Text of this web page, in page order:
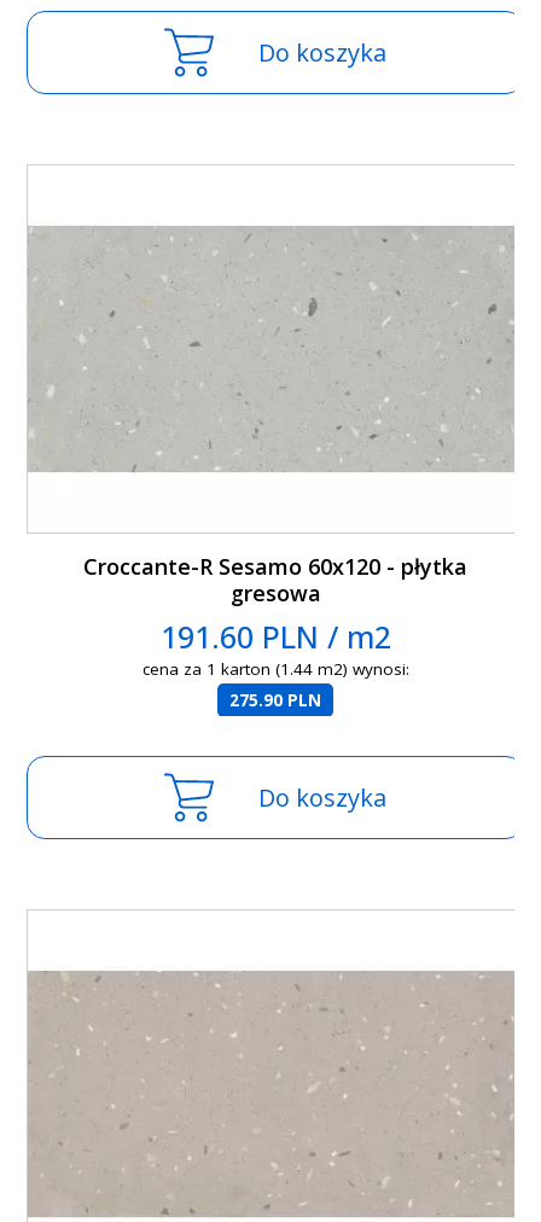
Do koszyka
Croccante-R Sesamo 60x120 - płytka
gresowa
191.60 PLN / m2
cena za 1 karton (1.44 m2) wynosi:
275.90 PLN
Do koszyka